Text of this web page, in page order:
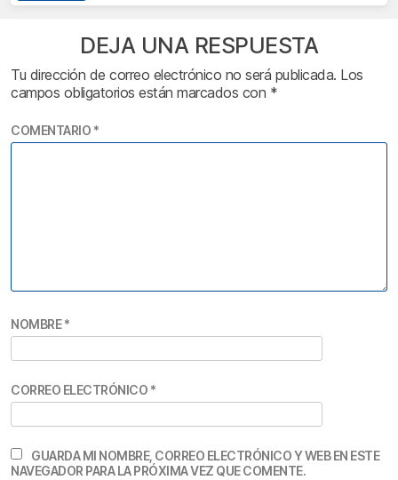
DEJA UNA RESPUESTA
Tu dirección de correo electrónico no será publicada. Los
campos obligatorios están marcados con *
COMENTARIO *
NOMBRE*
CORREO ELECTRÓNICO *
GUARDA MI NOMBRE, CORREO ELECTRÓNICO Y WEB EN ESTE
NAVEGADOR PARA LA PRÓXIMA VEZ QUE COMENTE.